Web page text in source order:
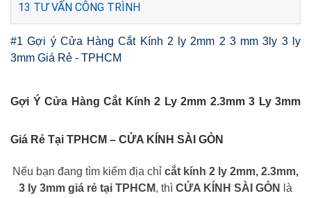
13 TƯ VẤN CÔNG TRÌNH
#1 Gợi ý Cửa Hàng Cắt Kính 2 ly 2mm 2 3 mm 3ly 3 ly
3mm Giá Rẻ - TPHCM
Gợi Ý Cửa Hàng Cắt Kính 2 Ly 2mm 2.3mm 3 Ly 3mm
Giá Rẻ Tại TPHCM – CỬA KÍNH SÀI GÒN
Nếu bạn đang tìm kiếm địa chỉ cắt kính 2 ly 2mm, 2.3mm,
3 ly 3mm giá rẻ tại TPHCM, thì CỬA KÍNH SÀI GÒN
là